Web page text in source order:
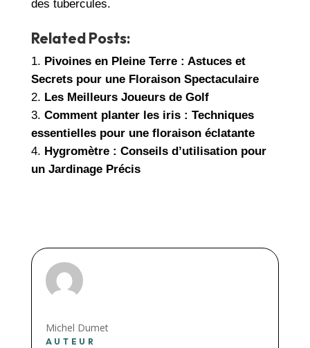
des tubercules.
Related Posts:
Pivoines en Pleine Terre : Astuces et
Secrets pour une Floraison Spectaculaire
Les Meilleurs Joueurs de Golf
Comment planter les iris : Techniques
essentielles pour une floraison éclatante
Hygromètre : Conseils d’utilisation pour
un Jardinage Précis
Michel Dumet
AUTEUR